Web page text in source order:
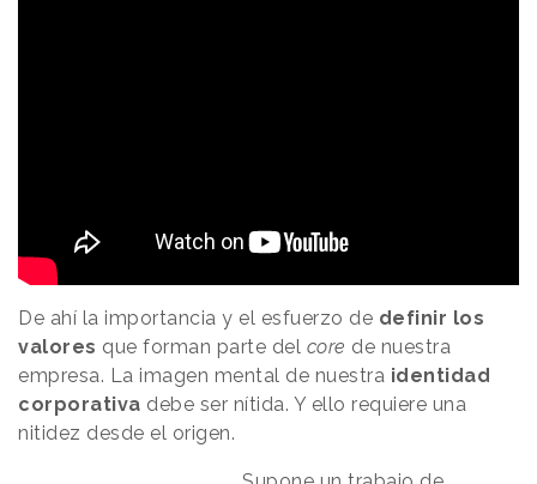
De ahí la importancia y el esfuerzo de definir los
valores que forman parte del core de nuestra
empresa. La imagen mental de nuestra identidad
corporativa debe ser nítida. Y ello requiere una
nitidez desde el origen.